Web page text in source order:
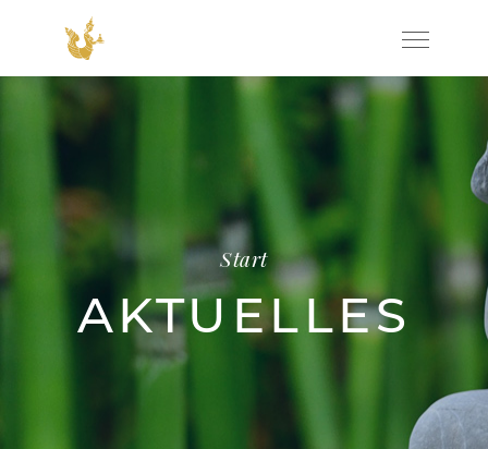
Start
AKTUELLES